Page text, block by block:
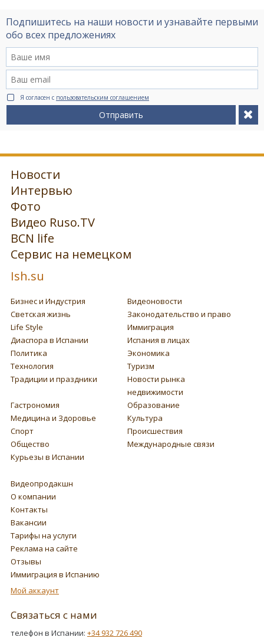
Подпишитесь на наши новости и узнавайте первыми
обо всех предложениях
Я согласен с пользовательским соглашением
Отправить
Новости
Интервью
Фото
Видео Ruso.TV
BCN life
Сервис на немецком
Ish.su
Бизнес и Индустрия
Видеоновости
Светская жизнь
Законодательство и право
Life Style
Иммиграция
Диаспора в Испании
Испания в лицах
Политика
Экономика
Технология
Туризм
Традиции и праздники
Новости рынка
недвижимости
Гастрономия
Образование
Медицина и Здоровье
Культура
Спорт
Происшествия
Общество
Международные связи
Курьезы в Испании
Видеопродакшн
О компании
Контакты
Вакансии
Тарифы на услуги
Реклама на сайте
Отзывы
Иммиграция в Испанию
Мой аккаунт
Связаться с нами
телефон в Испании: +34 932 726 490